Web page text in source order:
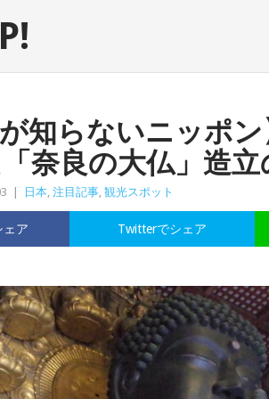
が知らないニッポ
奈良の大仏」造立
日本, 注目記事, 観光スポット
ェア Twitterでシェア